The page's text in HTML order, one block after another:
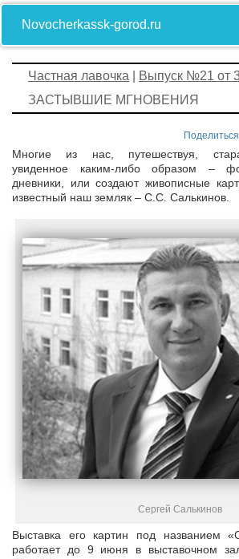
Novocherkassk-gorod.ru
Частная лавочка Выпуск №21 от
ЗАСТЫВШИЕ МГНОВЕНИЯ
Поделиться
Многие из нас, путешествуя,
увиденное каким-либо образом –
дневники, или создают живописные
известный наш земляк – С.С. Салькинов.
Сергей Салькинов
Выставка его картин под названием
работает до 9 июня в выставочном